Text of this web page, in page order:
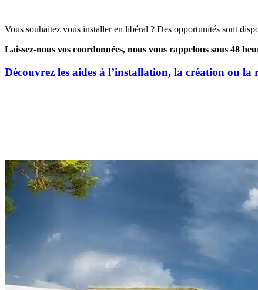
Vous souhaitez vous installer en libéral ? Des opportunités sont
Laissez-nous vos coordonnées, nous vous rappelons sous 48
Découvrez les aides à l’installation, la création ou la